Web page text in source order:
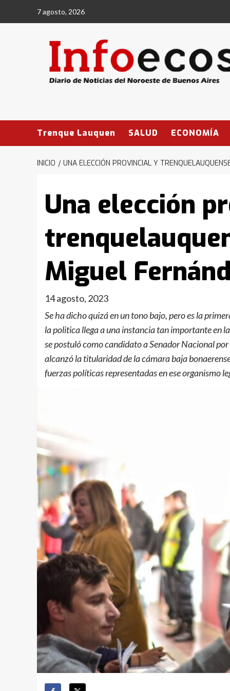
7 agosto, 2026
Trenque Lauquen SALUD ECONOMÍA
INICIO UNA ELECCIÓN PROVINCIAL Y
Una elección
Miguel
14 agosto, 2023
Se ha dicho quizá en un tono bajo, pero es la
la politica llega a una instancia tan importante en
se postuló como candidato a Senador Nacional
alcanzó la titularidad de la cámara baja
fuerzas políticas representadas en ese organismo